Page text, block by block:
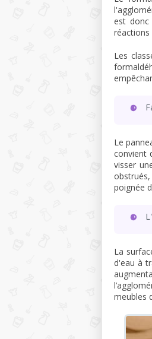
est donc
réactions
Les
Le
convient
visser
poignée
La
d'eau à
meubles